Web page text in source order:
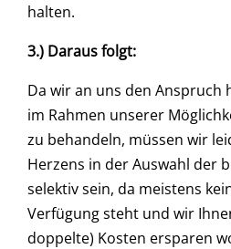
halten.
3.) Daraus folgt:
Da wir an uns den Anspruch
im Rahmen unserer
zu behandeln, müssen wir
Herzens in der Auswahl der
selektiv sein, da meistens
Verfügung steht und wir
doppelte) Kosten ersparen